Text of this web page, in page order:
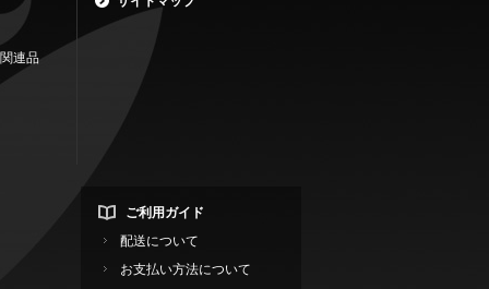
連品
ご利用ガイド
配送について
お支払い方法について